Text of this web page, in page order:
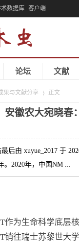
数据库 客户端
论坛 文献
果与文献分享 正文
安徽农大宛晓春
后由 xuyue_2017 于
。2020年，中国NM ...
作为生命科学底层
销往瑞士苏黎世大